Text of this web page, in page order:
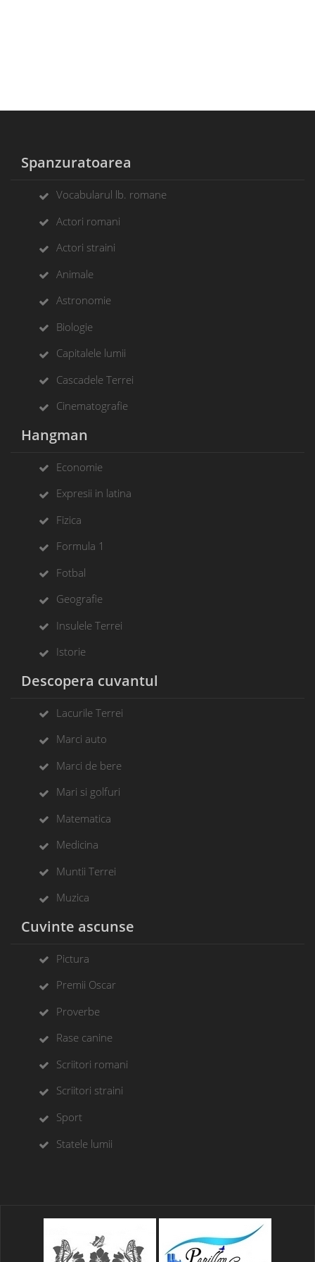
Spanzuratoarea
Vocabularul lb. romane
Actori romani
Actori straini
Animale
Astronomie
Biologie
Capitalele lumii
Cascadele Terrei
Cinematografie
Hangman
Economie
Expresii in latina
Fizica
Formula 1
Fotbal
Geografie
Insulele Terrei
Istorie
Descopera cuvantul
Lacurile Terrei
Marci auto
Marci de bere
Mari si golfuri
Matematica
Medicina
Muntii Terrei
Muzica
Cuvinte ascunse
Pictura
Premii Oscar
Proverbe
Rase canine
Scriitori romani
Scriitori straini
Sport
Statele lumii